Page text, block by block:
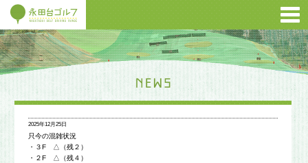
2025年12月25日
只今の混雑状況
・３F △（残２）
・２F △（残４）